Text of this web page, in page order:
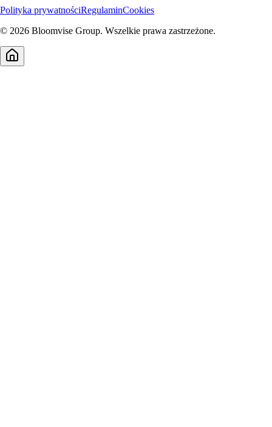
Polityka prywatnościRegulaminCookies
© 2026 Bloomvise Group. Wszelkie prawa zastrzeżone.